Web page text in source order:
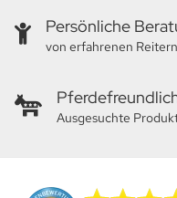
Persönliche
von erfahrenen Reitern
Ausgesuchte